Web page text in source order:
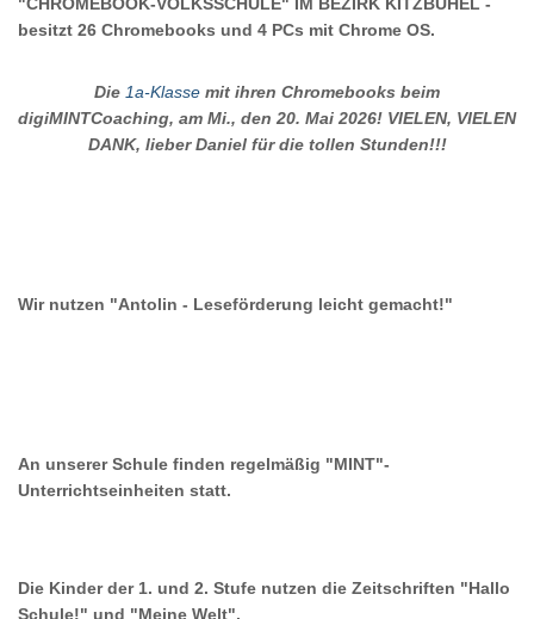
besitzt 26 Chromebooks und 4 PCs mit Chrome OS.
Die 1a-Klasse mit ihren Chromebooks beim
digiMINTCoaching, am Mi., den 20. Mai 2026! VIELEN, VIELEN
DANK, lieber Daniel für die tollen Stunden!!!
Wir nutzen "Antolin - Leseförderung leicht gemacht!"
An unserer Schule finden regelmäßig "MINT"-
Unterrichtseinheiten statt.
Die Kinder der 1. und 2. Stufe nutzen die Zeitschriften "Hallo
Schule!" und "Meine Welt".